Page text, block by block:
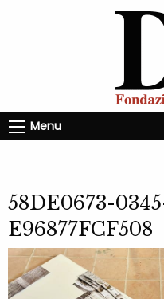
Menu
58DE0673-
E96877FCF508